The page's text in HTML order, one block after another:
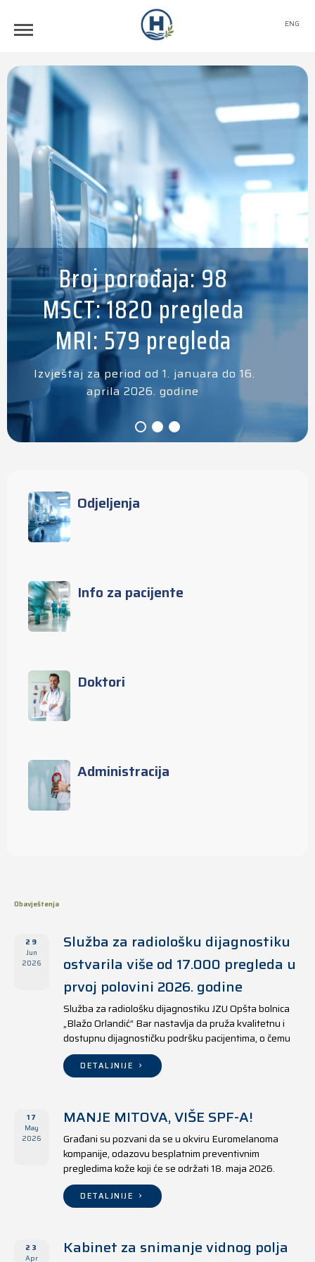
ENG
Broj porođaja: 98
MSCT: 1820 pregleda
MRI: 579 pregleda
Izvještaj za period od 1. januara do 16.
aprila 2026. godine
Odjeljenja
Info za pacijente
Doktori
Administracija
Obavještenja
29
Jun
2026
Služba za radiološku dijagnostiku
ostvarila više od 17.000 pregleda u
prvoj polovini 2026. godine
Služba za radiološku dijagnostiku JZU Opšta bolnica
„Blažo Orlandić“ Bar nastavlja da pruža kvalitetnu i
dostupnu dijagnostičku podršku pacijentima, o čemu
svjedoče i rezultati ostvareni u periodu od 1. januara
do 17. juna 2026. godine.
DETALJNIJE
17
May
2026
MANJE MITOVA, VIŠE SPF-A!
Građani su pozvani da se u okviru Euromelanoma
kompanije, odazovu besplatnim preventivnim
pregledima kože koji će se održati 18. maja 2026.
godine u jedanaest opština širom Crne Gore, kako u
državnim tako i u privatnim zdravstvenim ustanovama.
DETALJNIJE
23
Apr
Kabinet za snimanje vidnog polja